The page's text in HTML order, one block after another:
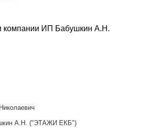
компании ИП Бабушкин А.Н.
А.Н. ("ЭТАЖИ ЕКБ")